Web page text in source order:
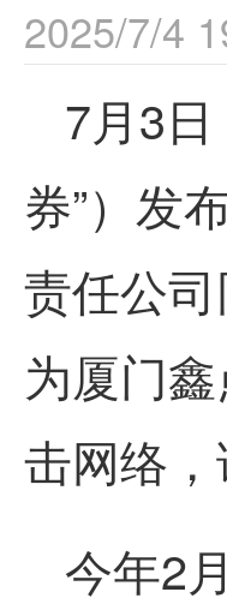
2025/7/4
7月3
券”）发
责任公
为厦门鑫
击网络
今年2